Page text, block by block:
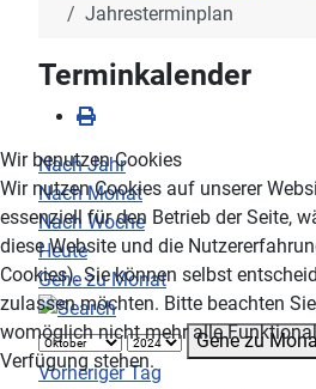
Jahresterminplan
Terminkalender
Nach Jahr
Nach Monat
Nach Woche
Heute
Gehe zu Monat
Gehe zu
Vorheriger Tag
Wir benutzen Cookies
Wir nutzen Cookies auf unserer
essenziell für den Betrieb der Seite,
diese Website und die
Cookies). Sie können selbst
zulassen möchten. Bitte beachten
womöglich nicht mehr alle
Verfügung stehen.